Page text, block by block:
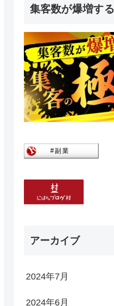
集客数が爆増する
アーカイブ
2024年7月
2024年6月